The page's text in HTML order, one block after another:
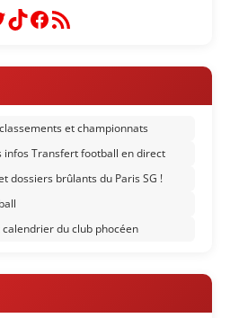
TikTok
Facebook
Flux RSS
et championnats
infos Transfert football en direct
dossiers brûlants du Paris SG !
du club phocéen